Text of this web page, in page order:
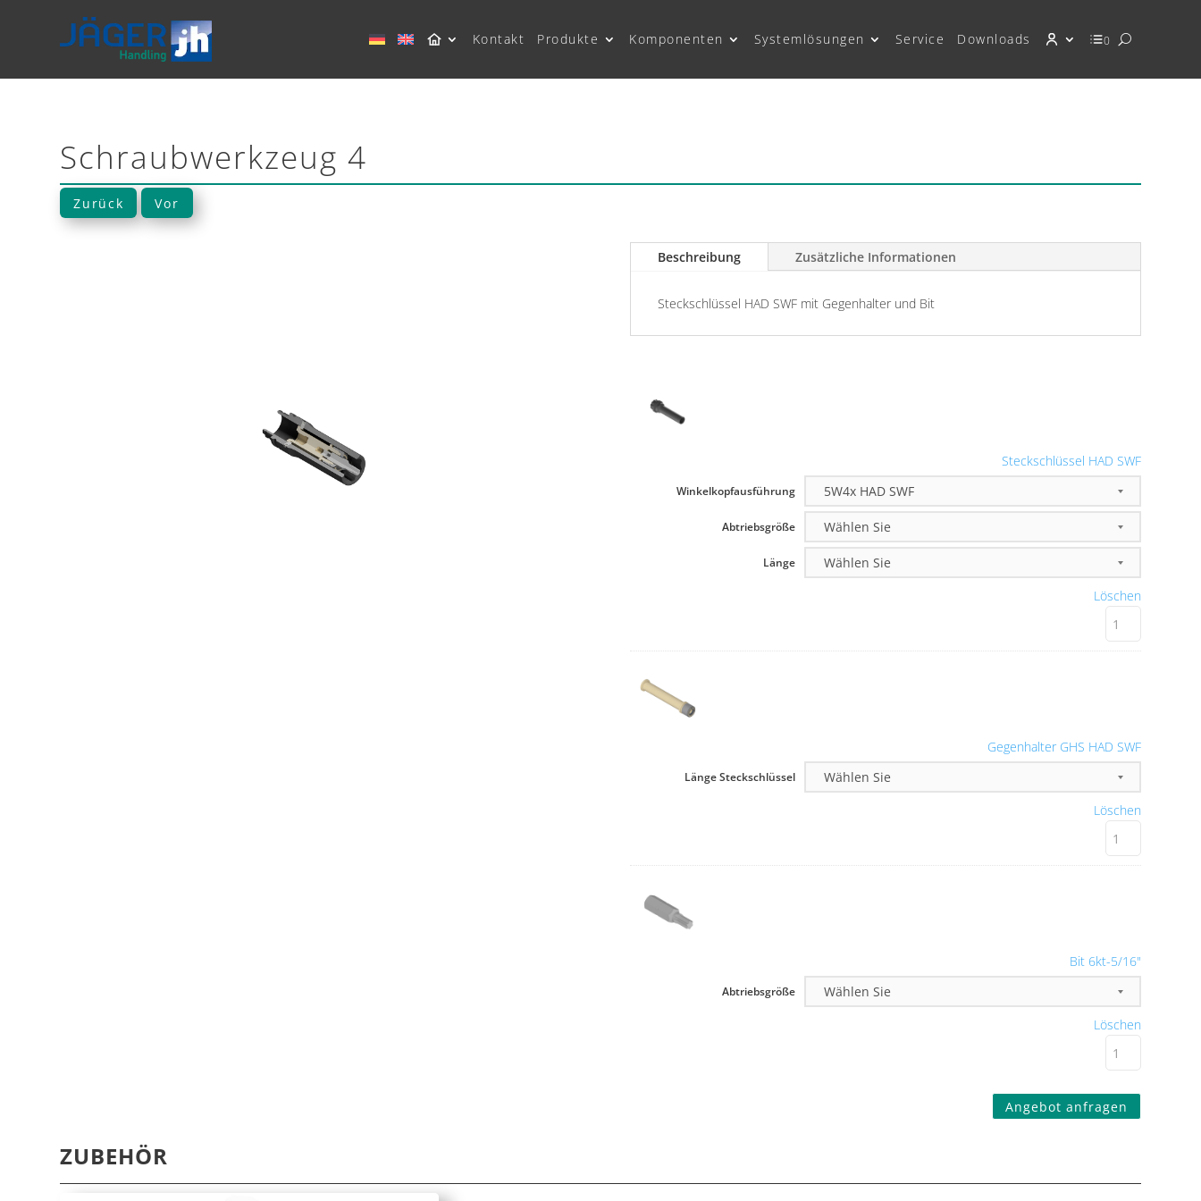
Kontakt Produkte Komponenten Systemlösungen Service Downloads 0
Schraubwerkzeug 4
Zurück Vor
Beschreibung Zusätzliche Informationen
Steckschlüssel HAD SWF mit Gegenhalter und Bit
Steckschlüssel HAD SWF
Winkelkopfausführung
Abtriebsgröße
Länge
Löschen
Gegenhalter GHS HAD SWF
Länge Steckschlüssel
Löschen
Bit 6kt-5/16"
Abtriebsgröße
Löschen
Angebot anfragen
ZUBEHÖR